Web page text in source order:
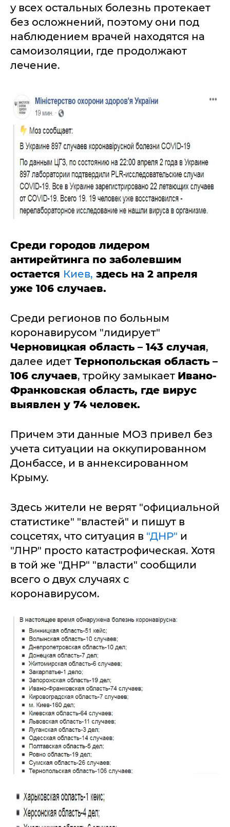
у всех остальных болезнь протекает
без осложнений, поэтому они под
наблюдением врачей находятся на
самоизоляции, где продолжают
лечение.
Среди городов лидером
антирейтинга по заболевшим
остается Киев, здесь на 2 апреля
уже 106 случаев.
Среди регионов по больным
коронавирусом "лидирует"
Черновицкая область – 143 случая,
далее идет Тернопольская область –
106 случаев, тройку замыкает Ивано-
Франковская область, где вирус
выявлен у 74 человек.
Причем эти данные МОЗ привел без
учета ситуации на оккупированном
Донбассе, и в аннексированном
Крыму.
Здесь жители не верят "официальной
статистике" "властей" и пишут в
соцсетях, что ситуация в "ДНР" и
"ЛНР" просто катастрофическая. Хотя
в той же "ДНР" "власти" сообщили
всего о двух случаях с
коронавирусом.